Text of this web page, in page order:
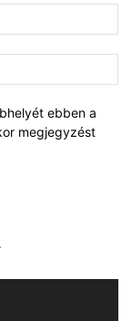
ebben a
megjegyzést